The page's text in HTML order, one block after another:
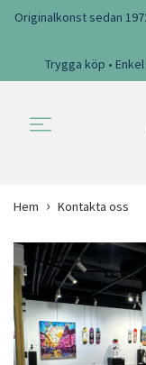
Originalkonst sedan
Trygga köp •
Hem Kontakta oss